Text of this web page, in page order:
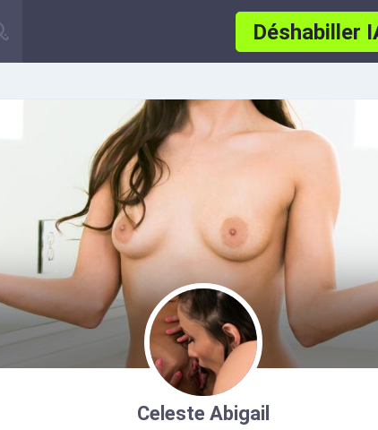
Déshabiller
Celeste Abigail